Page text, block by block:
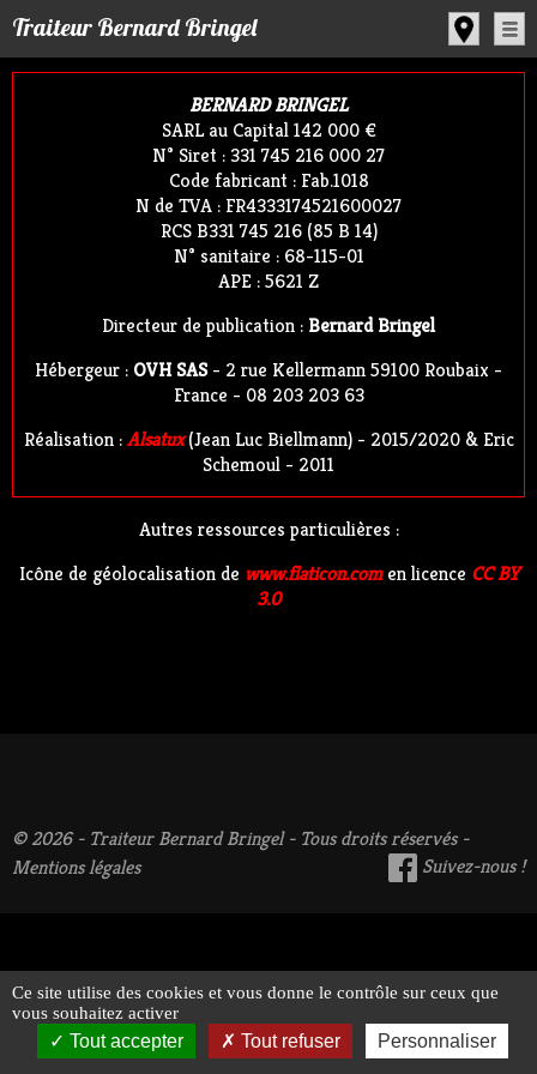
Traiteur Bernard Bringel
BERNARD BRINGEL
SARL au Capital 142 000 €
N° Siret : 331 745 216 000 27
Code fabricant : Fab.1018
N de TVA : FR4333174521600027
RCS B331 745 216 (85 B 14)
N° sanitaire : 68-115-01
APE : 5621 Z
Directeur de publication : Bernard Bringel
Hébergeur : OVH SAS- 2 rue Kellermann 59100 Roubaix -
France - 08 203 203 63
Réalisation :Alsatux(Jean Luc Biellmann) - 2015/2020 & Eric
Schemoul - 2011
Autres ressources particulières :
Icône de géolocalisation de www.flaticon.comen licence CC BY
3.0
© 2026 - Traiteur Bernard Bringel - Tous droits réservés -
Mentions légales
Suivez-nous !
Panneau de gestion des cookies
Ce site utilise des cookies et vous donne le contrôle sur ceux que
vous souhaitez activer
Tout accepter Tout refuser Personnaliser